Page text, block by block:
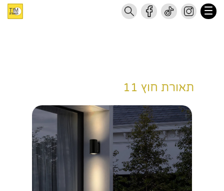
תאורת חוץ 11